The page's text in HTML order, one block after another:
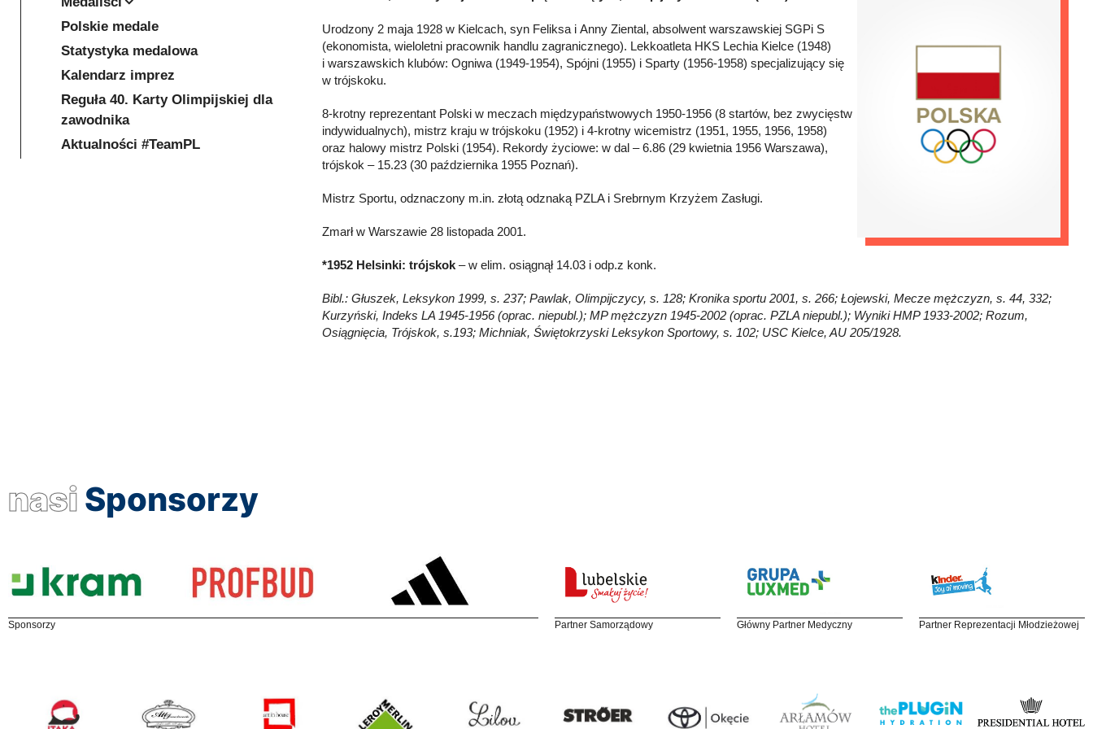
Urodzony 2 maja 1928 w Kielcach, syn Feliksa i Anny Ziental, absolwent warszawskiej SGPi S
(ekonomista, wieloletni pracownik handlu zagranicznego). Lekkoatleta HKS Lechia Kielce (1948)
i warszawskich klubów: Ogniwa (1949-1954), Spójni (1955) i Sparty (1956-1958) specjalizujący się
w trójskoku.
8-krotny reprezentant Polski w meczach międzypaństwowych 1950-1956 (8 startów, bez zwycięstw
indywidualnych), mistrz kraju w trójskoku (1952) i 4-krotny wicemistrz (1951, 1955, 1956, 1958)
oraz halowy mistrz Polski (1954). Rekordy życiowe: w dal – 6.86 (29 kwietnia 1956 Warszawa),
trójskok – 15.23 (30 października 1955 Poznań).
Mistrz Sportu, odznaczony m.in. złotą odznaką PZLA i Srebrnym Krzyżem Zasługi.
Zmarł w Warszawie 28 listopada 2001.
*1952 Helsinki: trójskok – w elim. osiągnął 14.03 i odp.z konk.
Bibl.: Głuszek, Leksykon 1999, s. 237; Pawlak, Olimpijczycy, s. 128; Kronika sportu 2001, s. 266; Łojewski, Mecze mężczyzn, s. 44, 332;
Kurzyński, Indeks LA 1945-1956 (oprac. niepubl.); MP mężczyzn 1945-2002 (oprac. PZLA niepubl.); Wyniki HMP 1933-2002; Rozum,
Osiągnięcia, Trójskok, s.193; Michniak, Świętokrzyski Leksykon Sportowy, s. 102; USC Kielce, AU 205/1928.
Polskie medale
Statystyka medalowa
Kalendarz imprez
Reguła 40. Karty Olimpijskiej dla
zawodnika
Aktualności #TeamPL
nasi Sponsorzy
Sponsorzy Partner Samorządowy Główny Partner Medyczny Partner Reprezentacji Młodzieżowej